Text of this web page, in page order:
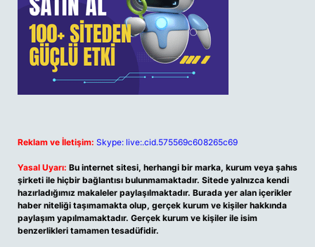
Reklam ve İletişim: Skype: live:.cid.575569c608265c69
Yasal Uyarı: Bu internet sitesi, herhangi bir marka, kurum veya şahıs
şirketi ile hiçbir bağlantısı bulunmamaktadır. Sitede yalnızca kendi
hazırladığımız makaleler paylaşılmaktadır. Burada yer alan içerikler
haber niteliği taşımamakta olup, gerçek kurum ve kişiler hakkında
paylaşım yapılmamaktadır. Gerçek kurum ve kişiler ile isim
benzerlikleri tamamen tesadüfidir.